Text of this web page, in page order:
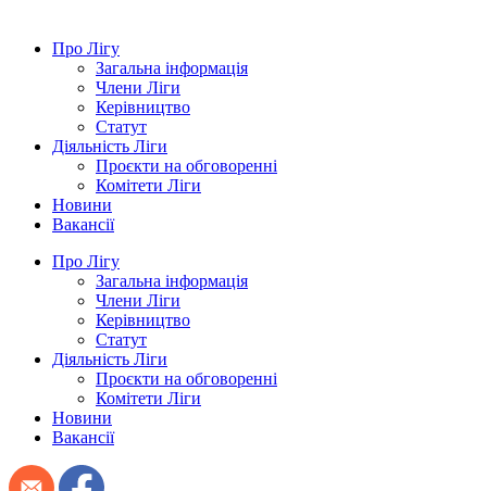
Про Лігу
Загальна інформація
Члени Ліги
Керівництво
Статут
Діяльність Ліги
Проєкти на обговоренні
Комітети Ліги
Новини
Вакансії
Про Лігу
Загальна інформація
Члени Ліги
Керівництво
Статут
Діяльність Ліги
Проєкти на обговоренні
Комітети Ліги
Новини
Вакансії